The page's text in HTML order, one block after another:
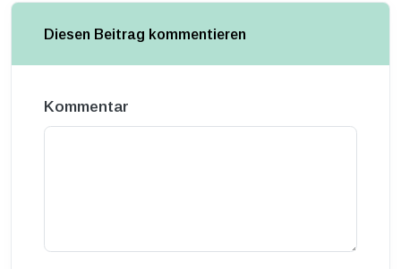
Diesen Beitrag kommentieren
Kommentar